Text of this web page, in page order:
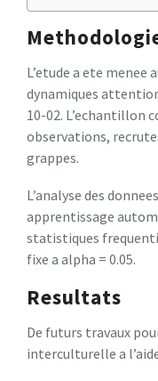
L’etude a ete menee
dynamiques
10-02. L’echantillon
observations,
grappes.
L’analyse des
apprentissage
statistiques
fixe a alpha = 0.05.
Resultats
De futurs travaux
interculturelle a